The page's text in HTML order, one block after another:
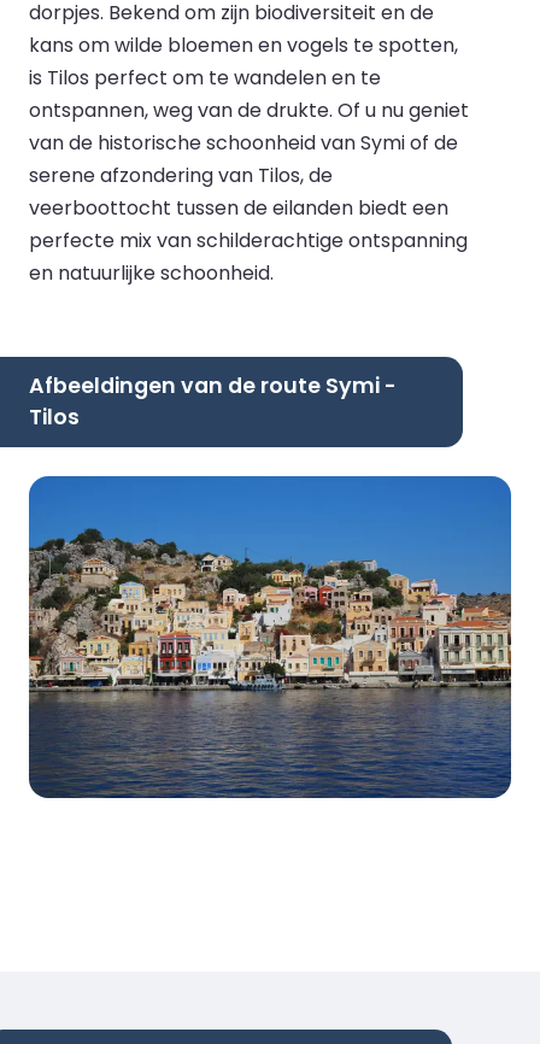
dorpjes. Bekend om zijn biodiversiteit en de
kans om wilde bloemen en vogels te spotten,
is Tilos perfect om te wandelen en te
ontspannen, weg van de drukte. Of u nu geniet
van de historische schoonheid van Symi of de
serene afzondering van Tilos, de
veerboottocht tussen de eilanden biedt een
perfecte mix van schilderachtige ontspanning
en natuurlijke schoonheid.
Afbeeldingen van de route Symi -
Tilos